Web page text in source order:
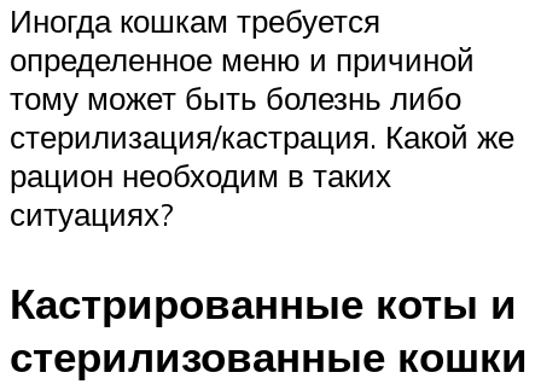
Иногда кошкам требуется
определенное меню и причиной
тому может быть болезнь либо
стерилизация/кастрация. Какой же
рацион необходим в таких
ситуациях?
Кастрированные коты и
стерилизованные кошки